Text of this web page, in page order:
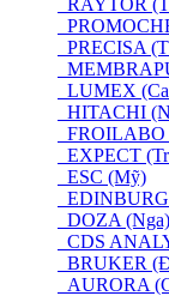
PRECISA
LUMEX
HITACHI
FROILABO
EXPECT
ESC (Mỹ)
DOZA (Nga)
CDS
BRUKER
AURORA